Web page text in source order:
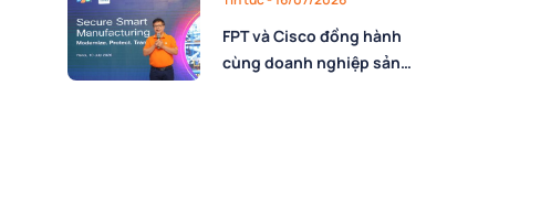
FPT và Cisco đồng hành
cùng doanh nghiệp sản